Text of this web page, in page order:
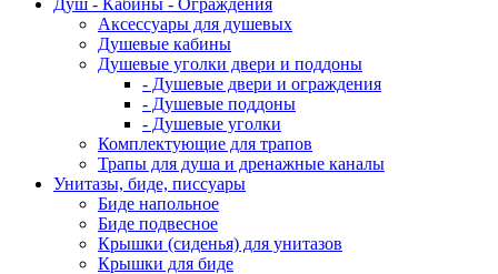
Душ - Кабины - Ограждения
Аксессуары для душевых
Душевые кабины
Душевые уголки двери и поддоны
- Душевые двери и ограждения
- Душевые поддоны
- Душевые уголки
Комплектующие для трапов
Трапы для душа и дренажные каналы
Унитазы, биде, писсуары
Биде напольное
Биде подвесное
Крышки (сиденья) для унитазов
Крышки для биде